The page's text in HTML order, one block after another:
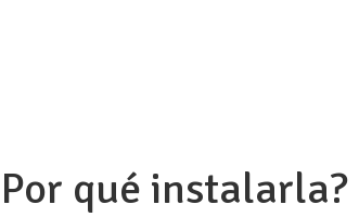
qué instalarla?